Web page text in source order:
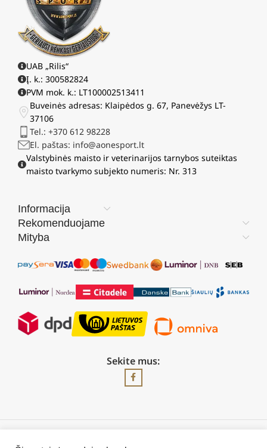
UAB „Rilis“
Į. k.: 300582824
PVM mok. k.: LT100002513411
Buveinės adresas: Klaipėdos g. 67, Panevėžys LT-
37106
Tel.: +370 612 98228
El. paštas: info@aonesport.lt
Valstybinės maisto ir veterinarijos tarnybos suteiktas
maisto tvarkymo subjekto numeris: Nr. 313
Informacija
Rekomenduojame
Mityba
Sekite mus:
2026 © Visos teisės saugomos | UAB „Rilis“